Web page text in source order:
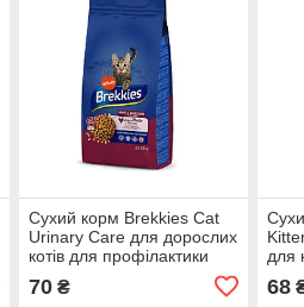
Сухий корм Brekkies Cat
Urinary Care для дорослих
котів для профілактики
сечокам'яної хвороби, з
куркою, на вагу 250 г
70₴
для
68